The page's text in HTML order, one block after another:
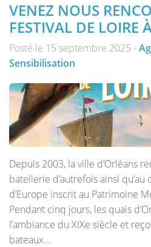
VENEZ NOUS
FESTIVAL DE LOIRE
Posté le 15 septembre 2025 -
Sensibilisation
Depuis 2003, la ville d’Orléans
batellerie d’autrefois ainsi qu’au
d’Europe inscrit au Patrimoine
Pendant cinq jours, les quais
l’ambiance du XIXe siècle et
bateaux…